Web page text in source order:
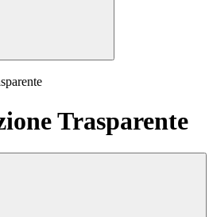
Trasparente